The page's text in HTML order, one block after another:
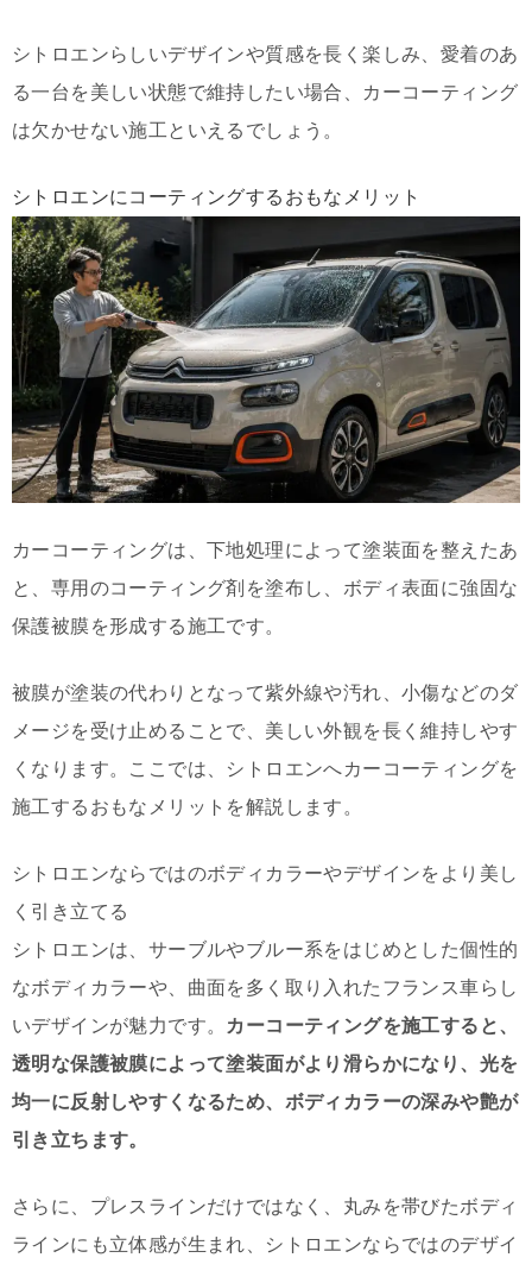
シトロエンらしいデザインや質感を長く楽しみ、愛着のあ
る一台を美しい状態で維持したい場合、カーコーティング
は欠かせない施工といえるでしょう。
シトロエンにコーティングするおもなメリット
カーコーティングは、下地処理によって塗装面を整えたあ
と、専用のコーティング剤を塗布し、ボディ表面に強固な
保護被膜を形成する施工です。
被膜が塗装の代わりとなって紫外線や汚れ、小傷などのダ
メージを受け止めることで、美しい外観を長く維持しやす
くなります。ここでは、シトロエンへカーコーティングを
施工するおもなメリットを解説します。
シトロエンならではのボディカラーやデザインをより美し
く引き立てる
シトロエンは、サーブルやブルー系をはじめとした個性的
なボディカラーや、曲面を多く取り入れたフランス車らし
いデザインが魅力です。 カーコーティングを施工すると、
透明な保護被膜によって塗装面がより滑らかになり、光を
均一に反射しやすくなるため、ボディカラーの深みや艶が
引き立ちます。
さらに、プレスラインだけではなく、丸みを帯びたボディ
ラインにも立体感が生まれ、シトロエンならではのデザイ